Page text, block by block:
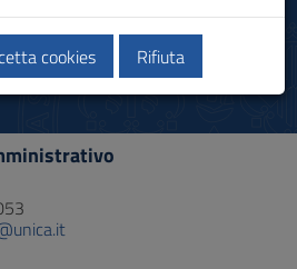
cookies Rifiuta